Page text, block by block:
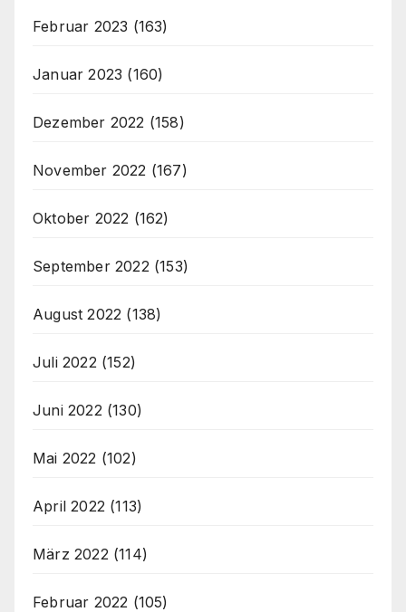
Februar 2023 (163)
Januar 2023 (160)
Dezember 2022 (158)
November 2022 (167)
Oktober 2022 (162)
September 2022 (153)
August 2022 (138)
Juli 2022 (152)
Juni 2022 (130)
Mai 2022 (102)
April 2022 (113)
März 2022 (114)
Februar 2022 (105)